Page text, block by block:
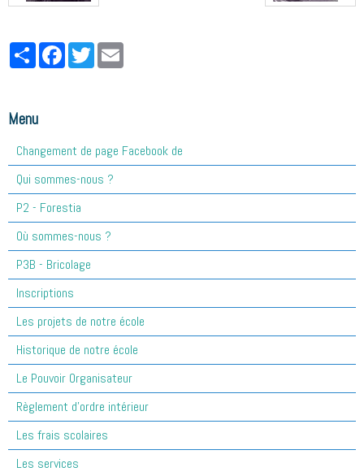
PartagerFacebookTwitter
Menu
Changement de page Facebook de
Qui sommes-nous ?
P2 - Forestia
Où sommes-nous ?
P3B - Bricolage
Inscriptions
Les projets de notre école
Historique de notre école
Le Pouvoir Organisateur
Règlement d'ordre intérieur
Les frais scolaires
Les services